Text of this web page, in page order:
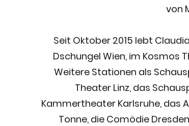
von
Seit Oktober 2015 lebt
Dschungel Wien, im Kosmos
Weitere Stationen als
Theater Linz, das
Kammertheater Karlsruhe, das
Tonne, die Comödie